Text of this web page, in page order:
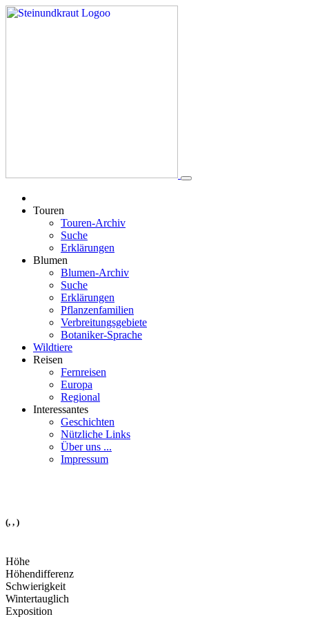
Touren
Touren-Archiv
Suche
Erklärungen
Blumen
Blumen-Archiv
Suche
Erklärungen
Pflanzenfamilien
Verbreitungsgebiete
Botaniker-Sprache
Wildtiere
Reisen
Fernreisen
Europa
Regional
Interessantes
Geschichten
Nützliche Links
Über uns ...
Impressum
(, , )
Höhe
Höhendifferenz
Schwierigkeit
Wintertauglich
Exposition